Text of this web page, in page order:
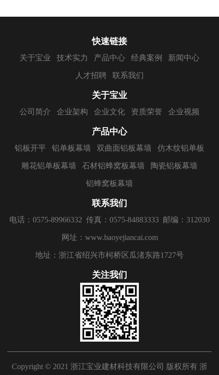
快速链接
关于宝业 技术实力 产品中心 经典案例 新闻中心
人才招聘 联系我们
关于宝业
公司简介 企业架构 企业文化 资质荣誉 企业视频
产品中心
铝板开平 铝单板幕墙 双曲面铝板幕墙 仿木纹铝单板
雕花铝单板幕墙 石材铝蜂窝板幕墙 陶瓷铝板幕墙
铝蜂窝板幕墙
联系我们
电话：0575-89966332 传真：0575-84883333 邮编：312030
网址：www.baoyejiancai.com
地址：浙江省绍兴市柯桥区瓜渚东路1727号
关注我们
Copyright © 2021 浙江宝业建材科技有限公司 版权所有 浙